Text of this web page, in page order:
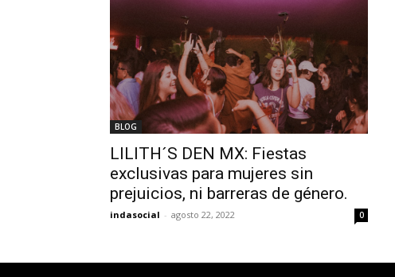
BLOG
LILITH´S DEN MX: Fiestas
exclusivas para mujeres sin
prejuicios, ni barreras de género.
indasocial - agosto 22, 2022 0